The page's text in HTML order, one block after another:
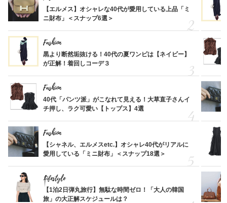
【エルメス】オシャレな40代が愛用している上品「ミ
ニ財布」＜スナップ6選＞
Fashion
黒より断然垢抜ける！40代の夏ワンピは【ネイビー】
が正解！着回しコーデ３
Fashion
40代「パンツ派」がこなれて見える！大草直子さんイ
チ押し、ラク可愛い【トップス】4選
Fashion
【シャネル、エルメスetc.】オシャレ40代がリアルに
愛用している「ミニ財布」＜スナップ18選＞
Lifestyle
【1泊2日弾丸旅行】無駄な時間ゼロ！「大人の韓国
旅」の大正解スケジュールは？